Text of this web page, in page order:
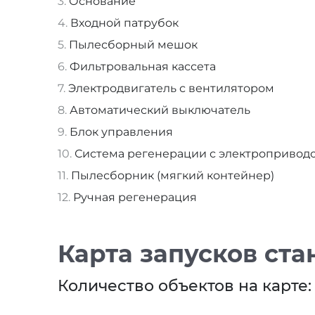
Входной патрубок
Пылесборный мешок
Фильтровальная кассета
Электродвигатель с вентилятором
Автоматический выключатель
Блок управления
Система регенерации с
Пылесборник (мягкий контейнер)
Ручная регенерация
Карта запусков
Количество объектов на карте: